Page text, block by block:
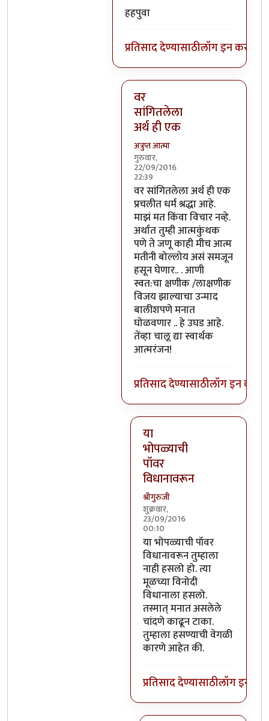
हहपुवा
प्रतिसाद देण्यासाठीलॉग इन करा
वर
सांगितलेला
अर्थ ही एक
अत्रुप्त आत्मा
गुरुवार,
22/09/2016
22:39
In reply toआजच्या भाषेत सांगायचं
वर सांगितलेला अर्थ ही एक
प्रचलीत धर्म श्रद्धा आहे.
माझं मत किंवा विचार नव्हे.
अर्थात तुम्ही आत्मकुंथक
पणे ते जणू काही मीच आत्म
मतीनी बोल्लोय असं समजून
हसून घेणार.. . आणी
स्वत:चा क्षणीक /लाक्षणीक
विजय झाल्याचा उन्माद
बालीशपणे मनात
घोळवणार .. हे उघड आहे.
तेंव्हा चालू द्या स्वार्थक
आत्मरंजन!
प्रतिसाद देण्यासाठीलॉग इन करा
या
भोपळ्याची
पॉवर
विधानावरून
श्रीगुरुजी
शुक्रवार,
23/09/2016
00:10
In reply toवर सांगितलेला अर्थ
या भोपळ्याची पॉवर
विधानावरून तुम्हाला
नाही हसलो हो. त्या
मूळच्या विनोदी
विधानाला हसलो.
तस्मात् मनात असलेले
चांदणे काढून टाका.
तुम्हाला हसण्याची वेगळी
कारणे आहेत की.
प्रतिसाद देण्यासाठीलॉग इन करा